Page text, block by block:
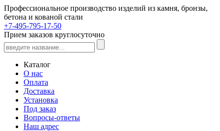
Профессиональное производство изделий из камня, бронзы,
бетона и кованой стали
+7-495-795-17-50
Прием заказов круглосуточно
Каталог
О нас
Оплата
Доставка
Установка
Под заказ
Вопросы-ответы
Наш адрес